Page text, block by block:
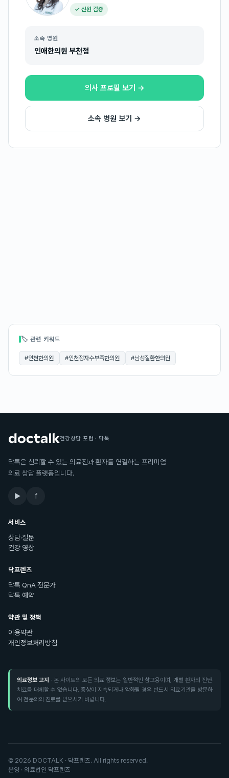
✓ 신원 검증
소속 병원
인애한의원 부천점
의사 프로필 보기 →
소속 병원 보기 →
🏷 관련 키워드
#인천한의원 #인천정자수부족한의원 #남성질환한의원
건강상담 포럼 · 닥톡
닥톡은 신뢰할 수 있는 의료진과 환자를 연결하는 프리미엄
의료 상담 플랫폼입니다.
▶ f
서비스
상담·질문
건강 영상
닥프렌즈
닥톡 QnA 전문가
닥톡 예약
약관 및 정책
이용약관
개인정보처리방침
의료정보 고지 · 본 사이트의 모든 의료 정보는 일반적인 참고용이며, 개별 환자의 진단·
치료를 대체할 수 없습니다. 증상이 지속되거나 악화될 경우 반드시 의료기관을 방문하
여 전문의의 진료를 받으시기 바랍니다.
© 2026 DOCTALK · 닥프렌즈. All rights reserved.
운영 · 의료법인 닥프렌즈